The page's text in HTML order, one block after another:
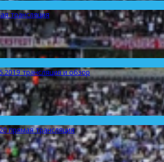
трансляция
трансляция и обзор
прямая трансляция